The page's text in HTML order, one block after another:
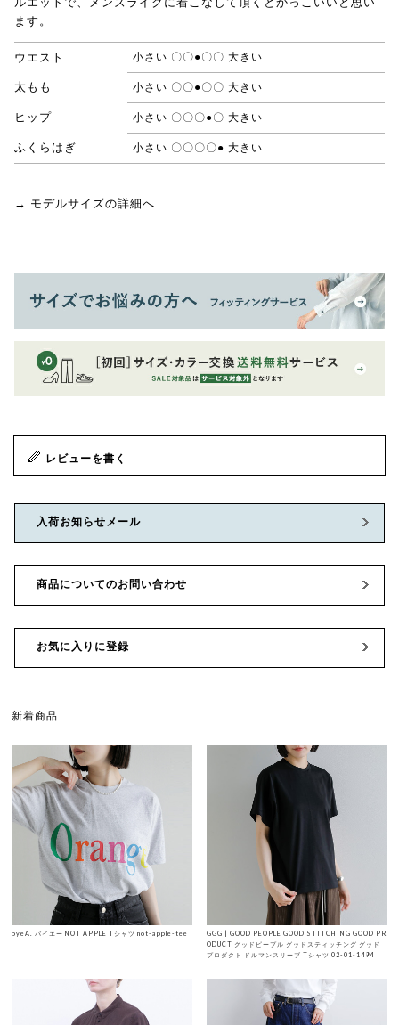
ます。
ウエスト 小さい 〇〇●〇〇 大きい
太もも 小さい 〇〇●〇〇 大きい
ヒップ 小さい 〇〇〇●〇 大きい
ふくらはぎ 小さい 〇〇〇〇● 大きい
→ モデルサイズの詳細へ
レビューを書く
入荷お知らせメール
商品についてのお問い合わせ
お気に入りに登録
新着商品
byeA. バイエー NOT APPLE Tシャツ not-apple-tee
GGG | GOOD PEOPLE GOOD STITCHING GOOD PR
ODUCT グッドピープル グッドスティッチング グッド
プロダクト ドルマンスリーブ Tシャツ 02-01-1494